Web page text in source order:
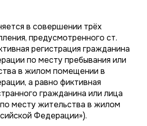
в совершении трёх
предусмотренного ст.
регистрация гражданина
по месту пребывания или
в жилом помещении в
а равно фиктивная
гражданина или лица
месту жительства в жилом
Федерации»).